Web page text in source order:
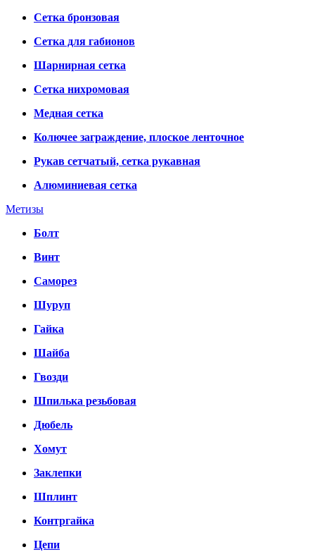
Сетка бронзовая
Сетка для габионов
Шарнирная сетка
Сетка нихромовая
Медная сетка
Колючее заграждение, плоское ленточное
Рукав сетчатый, сетка рукавная
Алюминиевая сетка
Метизы
Болт
Винт
Саморез
Шуруп
Гайка
Шайба
Гвозди
Шпилька резьбовая
Дюбель
Хомут
Заклепки
Шплинт
Контргайка
Цепи